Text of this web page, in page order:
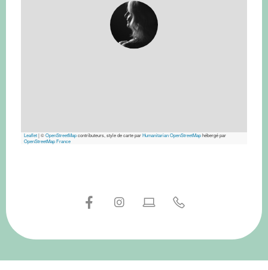
Leaflet|©OpenStreetMapcontributeurs, style de carte parHumanitarian OpenStreetMaphébergé par
OpenStreetMap France